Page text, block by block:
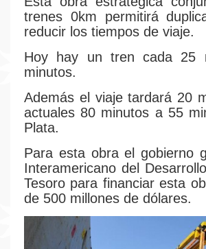
trenes 0km permitirá
reducir los tiempos de viaje.
Hoy hay un tren cada 25
minutos.
Además el viaje tardará 20
actuales 80 minutos a 55
Plata.
Para esta obra el gobierno
Interamericano del
Tesoro para financiar esta
de 500 millones de dólares.